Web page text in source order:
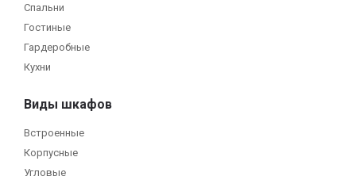
Спальни
Гостиные
Гардеробные
Кухни
Виды шкафов
Встроенные
Корпусные
Угловые